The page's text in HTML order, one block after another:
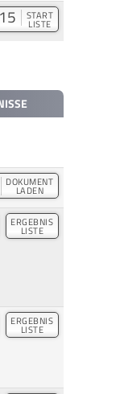
15 START
LISTE
DOKUMENT
LADEN
ERGEBNIS
LISTE
ERGEBNIS
LISTE